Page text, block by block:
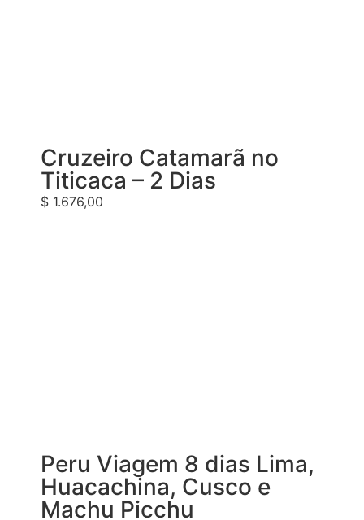
Cruzeiro Catamarã no
Titicaca – 2 Dias
$ 1.676,00
Peru Viagem 8 dias Lima,
Huacachina, Cusco e
Machu Picchu